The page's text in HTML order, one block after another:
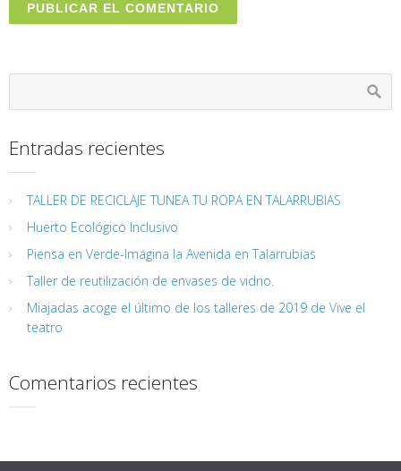
Entradas recientes
TALLER DE RECICLAJE TUNEA TU ROPA EN TALARRUBIAS
Huerto Ecológico Inclusivo
Piensa en Verde-Imagina la Avenida en Talarrubias
Taller de reutilización de envases de vidrio.
Miajadas acoge el último de los talleres de 2019 de Vive el
teatro
Comentarios recientes